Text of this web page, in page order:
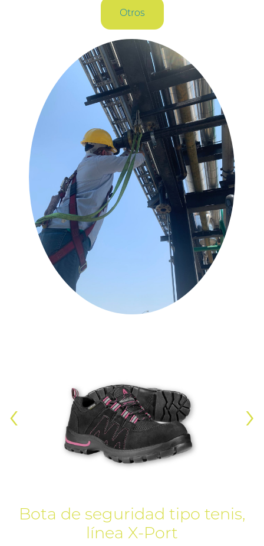
Otros
Bota de seguridad tipo tenis,
línea X-Port
‹ ›